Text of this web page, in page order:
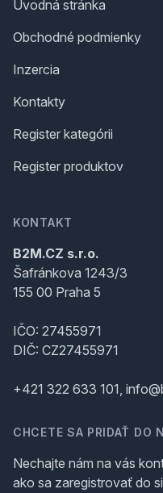
Úvodná stránka
Obchodné podmienky
Inzercia
Kontakty
Register kategórii
Register produktov
KONTAKT
B2M.CZ s.r.o.
Šafránkova 1243/3
155 00 Praha 5
IČO: 27455971
DIČ: CZ27455971
+421 322 633 101,
CHCETE SA PRIDAŤ DO
Nechajte nám na vás
ako sa zaregistrovať do